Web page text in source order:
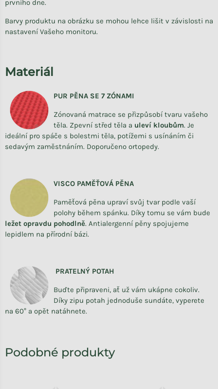
prvního dne.
Barvy produktu na obrázku se mohou lehce lišit v závislosti na
nastavení Vašeho monitoru.
Materiál
PUR PĚNA SE 7 ZÓNAMI
Zónovaná matrace se přizpůsobí tvaru vašeho
těla. Zpevní střed těla a uleví kloubům. Je
ideální pro spáče s bolestmi těla, potížemi s usínáním či
sedavým zaměstnáním. Doporučeno ortopedy.
VISCO PAMĚŤOVÁ PĚNA
Paměťová pěna upraví svůj tvar podle vaší
polohy během spánku. Díky tomu se vám bude
ležet opravdu pohodlně. Antialergenní pěny spojujeme
lepidlem na přírodní bázi.
PRATELNÝ POTAH
Buďte připraveni, ať už vám ukápne cokoliv.
Díky zipu potah jednoduše sundáte, vyperete
na 60° a opět natáhnete.